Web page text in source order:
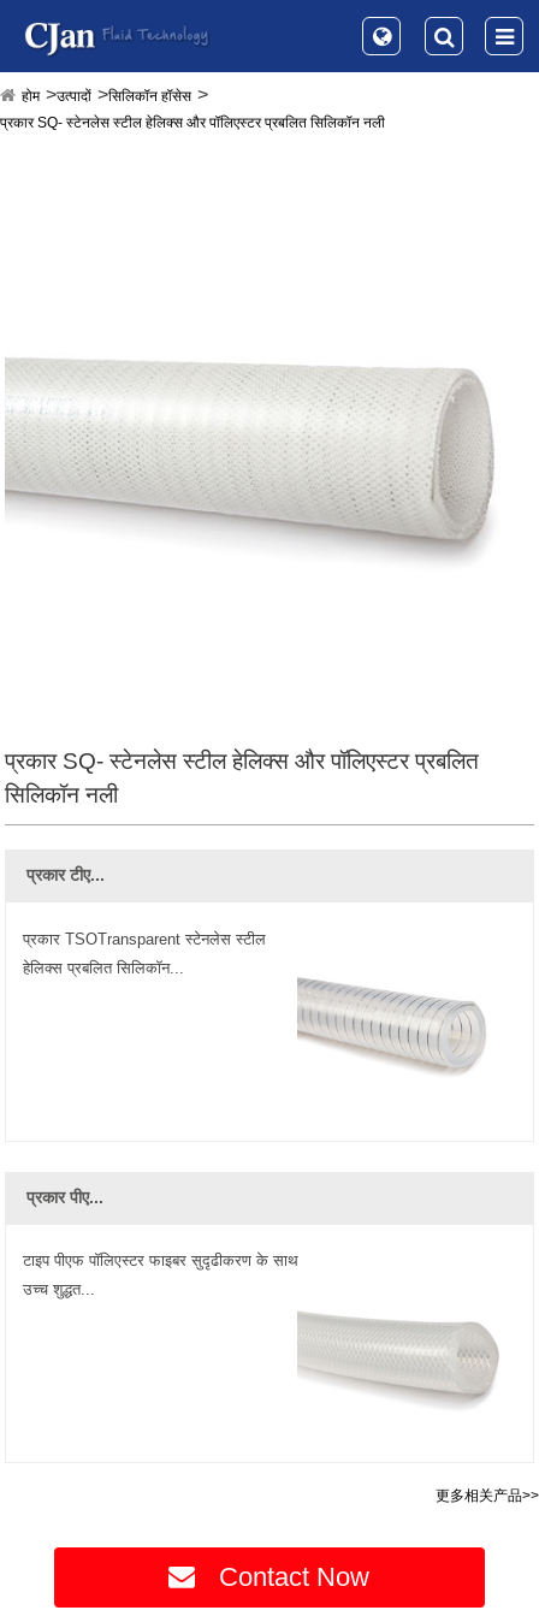
होम उत्पादों
सिलिकॉन हॉसेस
प्रकार SQ- स्टेनलेस स्टील हेलिक्स और पॉलिएस्टर प्रबलित सिलिकॉन नली
प्रकार SQ- स्टेनलेस स्टील हेलिक्स और पॉलिएस्टर प्रबलित
सिलिकॉन नली
प्रकार टीए...
प्रकार TSOTransparent स्टेनलेस स्टील
हेलिक्स प्रबलित सिलिकॉन...
प्रकार पीए...
टाइप पीएफ पॉलिएस्टर फाइबर सुदृढीकरण के साथ
उच्च शुद्धत...
更多相关产品>>
Contact Now